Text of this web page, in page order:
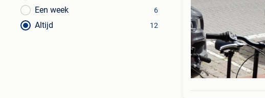
Een week 6
Altijd 12